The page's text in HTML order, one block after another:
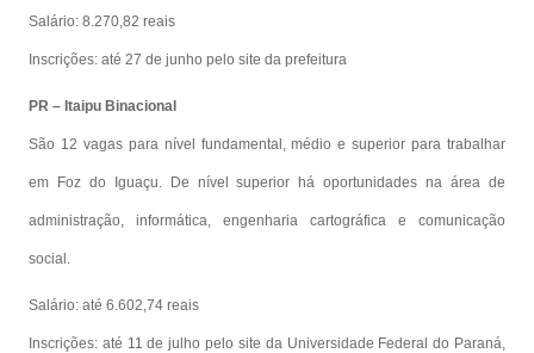
Salário: 8.270,82 reais
Inscrições: até 27 de junho pelo site da prefeitura
PR – Itaipu Binacional
São 12 vagas para nível fundamental, médio e superior para trabalhar
em Foz do Iguaçu. De nível superior há oportunidades na área de
administração, informática, engenharia cartográfica e comunicação
social.
Salário: até 6.602,74 reais
Inscrições: até 11 de julho pelo site da Universidade Federal do Paraná,